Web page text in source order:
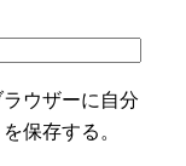
ウザーに自分
保存する。